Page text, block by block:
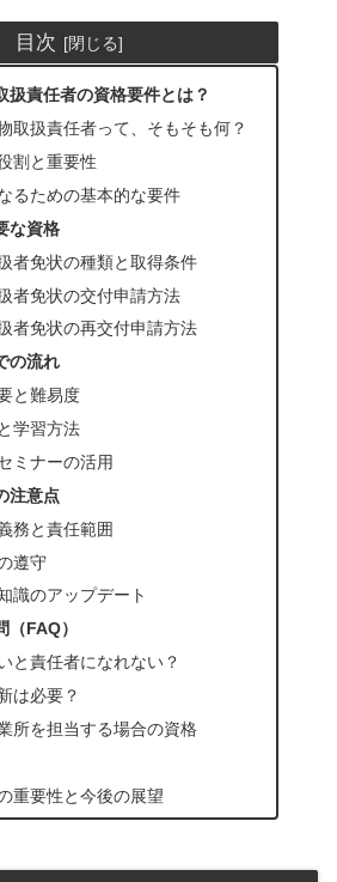
目次
扱責任者の資格要件とは？
取扱責任者って、そもそも何？
割と重要性
るための基本的な要件
な資格
者免状の種類と取得条件
者免状の交付申請方法
者免状の再交付申請方法
の流れ
と難易度
学習方法
ミナーの活用
注意点
務と責任範囲
遵守
識のアップデート
（FAQ）
と責任者になれない？
は必要？
所を担当する場合の資格
重要性と今後の展望